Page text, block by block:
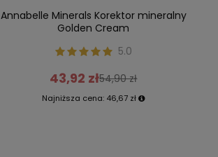
Annabelle Minerals Korektor mineralny
Golden Cream
5.0
43,92 zł54,90 zł
Najniższa cena: 46,67 zł